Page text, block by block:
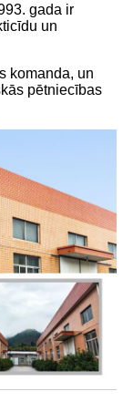
gada ir
un
komanda, un
pētniecības